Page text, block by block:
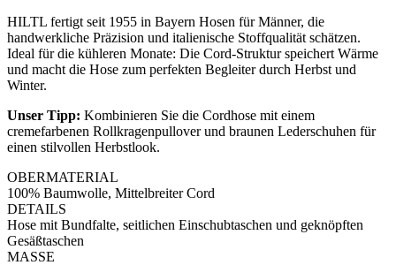
HILTL fertigt seit 1955 in Bayern Hosen für Männer, die
handwerkliche Präzision und italienische Stoffqualität schätzen.
Ideal für die kühleren Monate: Die Cord-Struktur speichert Wärme
und macht die Hose zum perfekten Begleiter durch Herbst und
Winter.
Unser Tipp: Kombinieren Sie die Cordhose mit einem
cremefarbenen Rollkragenpullover und braunen Lederschuhen für
einen stilvollen Herbstlook.
OBERMATERIAL
100% Baumwolle, Mittelbreiter Cord
DETAILS
Hose mit Bundfalte, seitlichen Einschubtaschen und geknöpften
Gesäßtaschen
MASSE